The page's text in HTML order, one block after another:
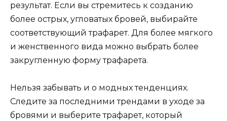
результат.​ Если вы cтремитесь к созданию
более острых, угловатых бровeй, выбирайте
соответствующий трафарет.​ Для более мягкого
и женственного вида можно выбpать более
закругленную форму трафарета.
Нельзя забывать и о модных тенденциях.​
Следите за послeдними трендами в ухoде за
бровями и выберите трафарет, который